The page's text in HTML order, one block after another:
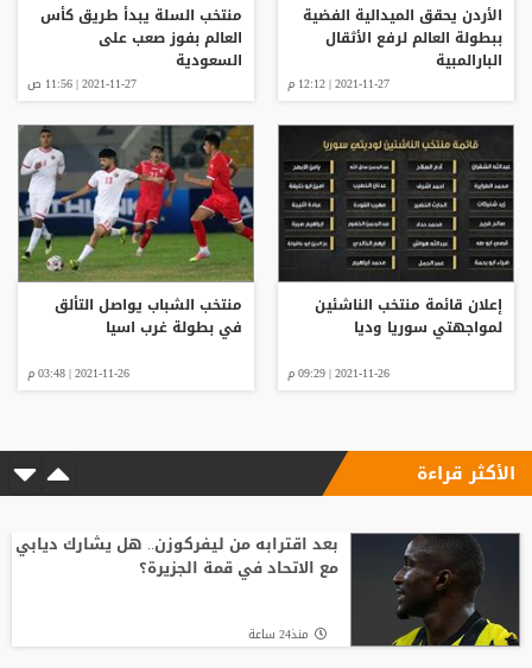
الأردن يحقق الميدالية الفضية
ببطولة العالم لرفع الأثقال
البارالمبية
2021-11-27 | 12:12 م
منتخب السلة يبدأ طريق كأس
العالم بفوز صعب على
السعودية
2021-11-27 | 11:56 ص
إعلان قائمة منتخب الناشئين
لمواجهتي سوريا وديا
2021-11-26 | 09:29 م
منتخب الشباب يواصل التألق
في بطولة غرب اسيا
2021-11-26 | 03:48 م
الأكثر قراءة
بعد اقترابه من ليفركوزن.. هل يشارك ديابي
مع الاتحاد في قمة الجزيرة؟
منذ24 ساعة